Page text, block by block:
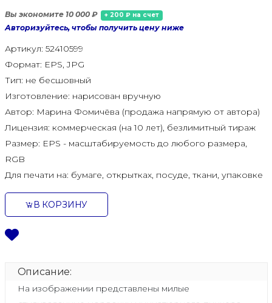
Вы экономите 10 000 ₽ + 200 ₽ на счет
Авторизуйтесь, чтобы получить цену ниже
Артикул: 52410599
Формат: EPS, JPG
Тип: не бесшовный
Изготовление: нарисован вручную
Автор: Марина Фомичёва (продажа напрямую от автора)
Лицензия: коммерческая (на 10 лет), безлимитный тираж
Размер: EPS - масштабируемость до любого размера,
RGB
Для печати на: бумаге, открытках, посуде, ткани, упаковке
В КОРЗИНУ
Описание:
На изображении представлены милые